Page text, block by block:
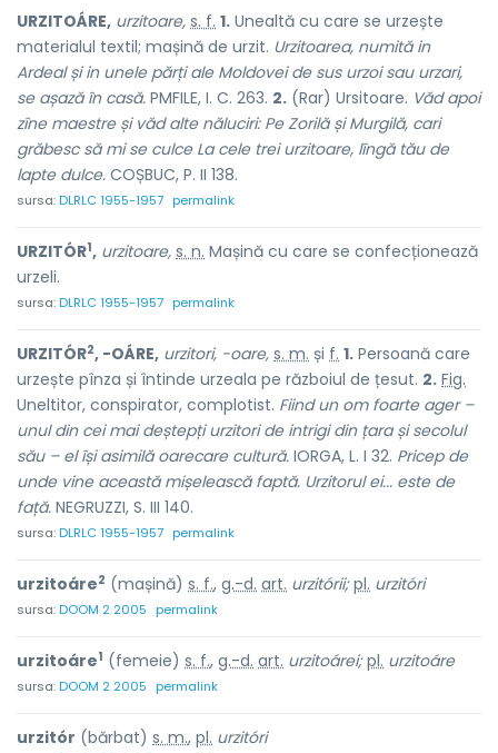
URZITOÁRE, urzitoare, s. f. 1. Unealtă cu care se urzește
materialul textil; mașină de urzit. Urzitoarea, numită in
Ardeal și in unele părți ale Moldovei de sus urzoi sau urzari,
se așază în casă. PMFILE, I. C. 263. 2. (Rar) Ursitoare. Văd apoi
zîne maestre și văd alte năluciri: Pe Zorilă și Murgilă, cari
grăbesc să mi se culce La cele trei urzitoare, lîngă tău de
lapte dulce. COȘBUC, P. II 138.
sursa:DLRLC 1955-1957 permalink
URZITÓR1, urzitoare, s. n. Mașină cu care se confecționează
urzeli.
sursa:DLRLC 1955-1957 permalink
URZITÓR2, -OÁRE, urzitori, -oare, s. m. și f. 1. Persoană care
urzește pînza și întinde urzeala pe războiul de țesut. 2. Fig.
Uneltitor, conspirator, complotist. Fiind un om foarte ager –
unul din cei mai deștepți urzitori de intrigi din țara și secolul
său – el își asimilă oarecare cultură. IORGA, L. I 32. Pricep de
unde vine această mișelească faptă. Urzitorul ei... este de
față. NEGRUZZI, S. III 140.
sursa:DLRLC 1955-1957 permalink
urzitoáre2 (mașină) s. f., g.-d. art. urzitórii; pl. urzitóri
sursa:DOOM 2 2005 permalink
urzitoáre1 (femeie) s. f., g.-d. art. urzitoárei; pl. urzitoáre
sursa:DOOM 2 2005 permalink
urzitór (bărbat) s. m., pl. urzitóri